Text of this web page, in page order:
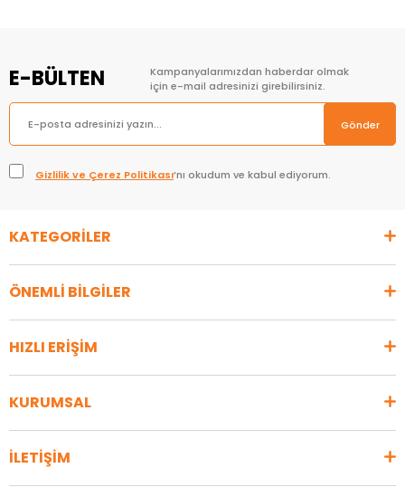
E-BÜLTEN
Kampanyalarımızdan haberdar olmak
için e-mail adresinizi girebilirsiniz.
Gönder
Gizlilik ve Çerez Politikası’nı okudum ve kabul ediyorum.
KATEGORİLER
ÖNEMLİ BİLGİLER
HIZLI ERİŞİM
KURUMSAL
İLETİŞİM